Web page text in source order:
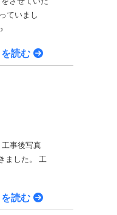
ていまし
読む
工事後写真
ました。 工
読む